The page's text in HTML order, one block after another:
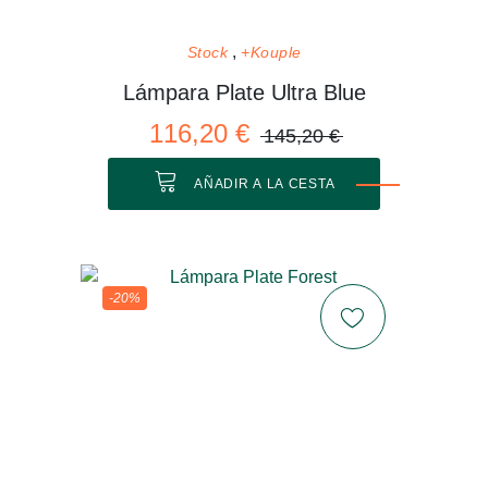
Stock +Kouple
Lámpara Plate Ultra Blue
116,20 € 145,20 €
AÑADIR A LA CESTA
-20%